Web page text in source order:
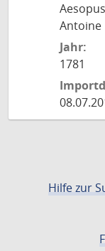
Antoine
Jahr:
1781
Hilfe zur